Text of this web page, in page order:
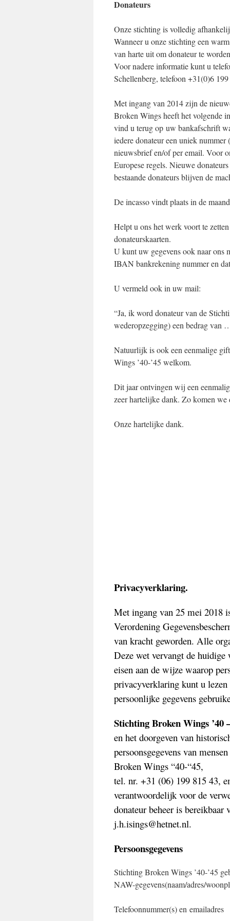
Donateurs
Onze stichting is volledig
Wanneer u onze stichting een
van harte uit om donateur te
Voor nadere informatie kunt u
Schellenberg, telefoon +31(0)6
Met ingang van 2014 zijn de
Broken Wings heeft het volgende
vind u terug op uw bankafschrift
iedere donateur een uniek
nieuwsbrief en/of per email. Voor
Europese regels. Nieuwe
bestaande donateurs blijven de
De incasso vindt plaats in de
Helpt u ons het werk voort te
donateurskaarten.
U kunt uw gegevens ook naar ons
IBAN bankrekening nummer en
U vermeld ook in uw mail:
“Ja, ik word donateur van de
wederopzegging) een bedrag van
Natuurlijk is ook een eenmalige
Wings ’40-’45 welkom.
Dit jaar ontvingen wij een
zeer hartelijke dank. Zo komen
Onze hartelijke dank.
Privacyverklaring.
Met ingang van 25 mei 2018
Verordening
van kracht geworden. Alle
Deze wet vervangt de huidige
eisen aan de wijze waarop
privacyverklaring kunt u
persoonlijke gegevens
Stichting Broken Wings ’40
en het doorgeven van
persoonsgegevens van
Broken Wings “40-“45,
tel. nr. +31 (06) 199 815 43,
verantwoordelijk voor de
donateur beheer is
j.h.isings@hetnet.nl.
Persoonsgegevens
Stichting Broken Wings ’40-’45
NAW-gegevens(naam/adres/
Telefoonnummer(s) en emailadres